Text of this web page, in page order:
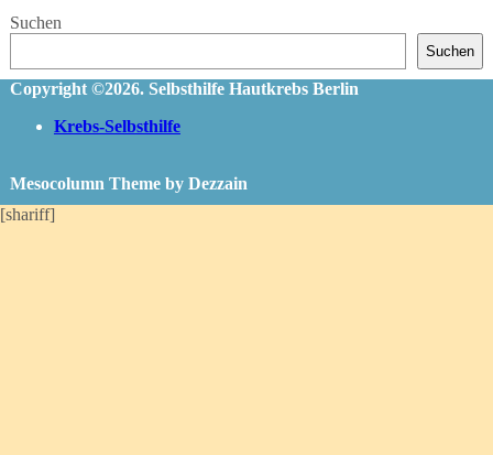
Suchen
Suchen
Copyright ©2026. Selbsthilfe Hautkrebs Berlin
Krebs-Selbsthilfe
Mesocolumn Theme by Dezzain
[shariff]